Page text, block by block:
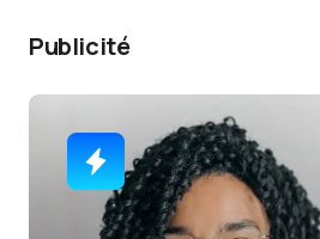
Publicité